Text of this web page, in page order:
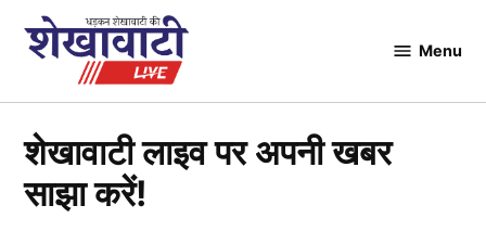
Menu
शेखावाटी लाइव पर अपनी खबर
साझा करें!